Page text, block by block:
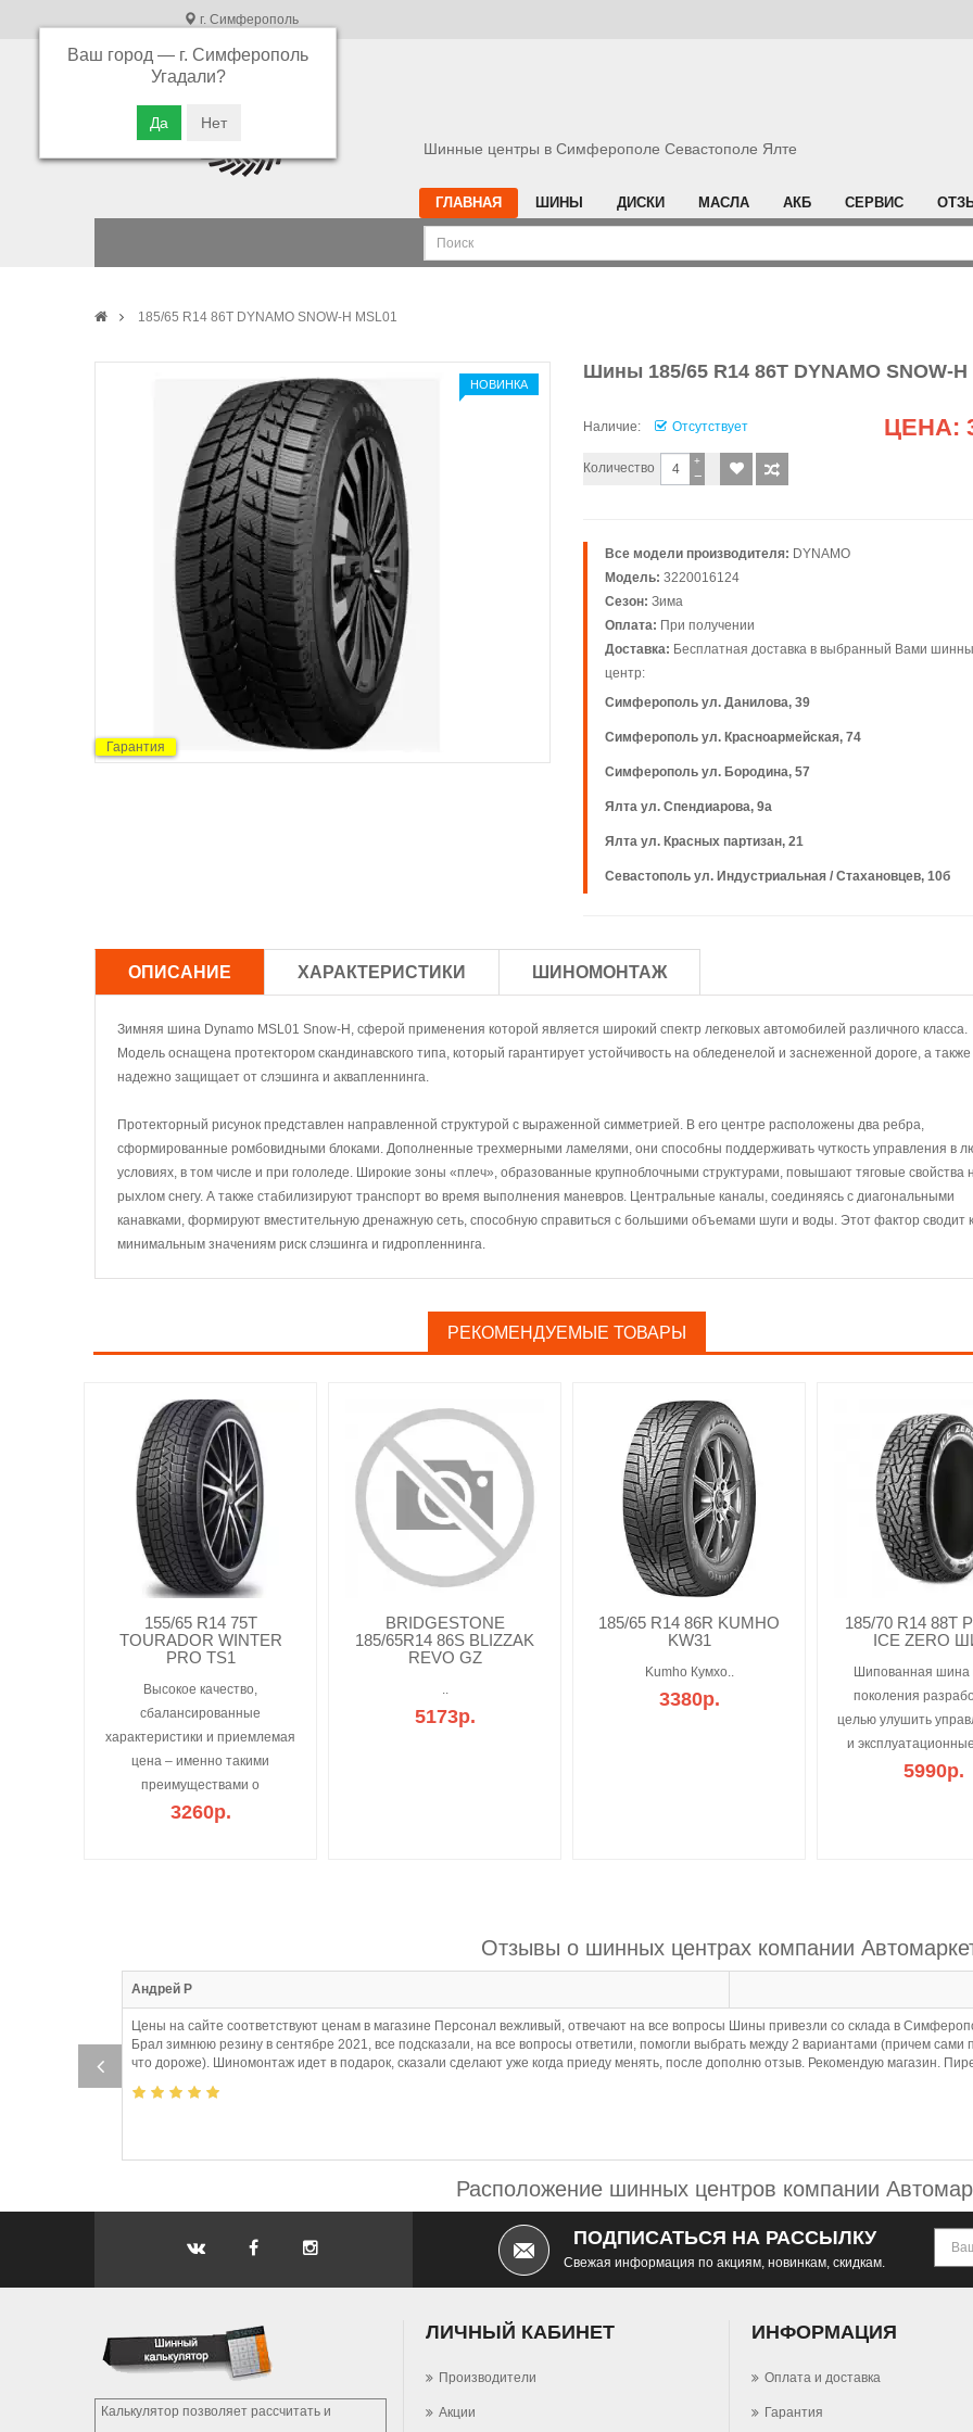
г. Симферополь
Ваш город — г. Симферополь
Угадали?
В связи с высокой загрузкой операторов
Приносим свои извинения
Шинные центры в Симферополе Севастополе Ялте
ГЛАВНАЯ ШИНЫ ДИСКИ МАСЛА АКБ СЕРВИС
185/65 R14 86T DYNAMO SNOW-H MSL01
Гарантия
НОВИНКА
Шины 185/65 R14 86T DYNAMO SNOW-H
Наличие: Отсутствует ЦЕНА:
Количество −
+
Все модели производителя: DYNAMO
Модель: 3220016124
Сезон: Зима
Оплата: При получении
Доставка: Бесплатная доставка в выбранный Вами
центр:
Симферополь ул. Данилова, 39
Симферополь ул. Красноармейская, 74
Симферополь ул. Бородина, 57
Ялта ул. Спендиарова, 9а
Ялта ул. Красных партизан, 21
Севастополь ул. Индустриальная / Стахановцев, 10б
ОПИСАНИЕ ХАРАКТЕРИСТИКИ ШИНОМОНТАЖ
Зимняя шина Dynamo MSL01 Snow-H, сферой применения которой является широкий спектр легковых автомобилей различного класса.
Модель оснащена протектором скандинавского типа, который гарантирует устойчивость на обледенелой и заснеженной дороге, а также
надежно защищает от слэшинга и аквапленнинга.
Протекторный рисунок представлен направленной структурой с выраженной симметрией. В его центре расположены два ребра,
сформированные ромбовидными блоками. Дополненные трехмерными ламелями, они способны поддерживать чуткость управления в
условиях, в том числе и при гололеде. Широкие зоны «плеч», образованные крупноблочными структурами, повышают тяговые свойства
рыхлом снегу. А также стабилизируют транспорт во время выполнения маневров. Центральные каналы, соединяясь с диагональными
канавками, формируют вместительную дренажную сеть, способную справиться с большими объемами шуги и воды. Этот фактор сводит к
минимальным значениям риск слэшинга и гидропленнинга.
РЕКОМЕНДУЕМЫЕ ТОВАРЫ
155/65 R14 75T
TOURADOR WINTER
PRO TS1
Высокое качество,
сбалансированные
характеристики и приемлемая
цена – именно такими
преимуществами о
3260р.
BRIDGESTONE
185/65R14 86S BLIZZAK
REVO GZ
..
5173р.
185/65 R14 86R KUMHO
KW31
Kumho Кумхо..
3380р.
185/70 R14 88T
ICE ZERO
Шипованная шина
поколения
целью улушить
и
5990р.
Отзывы о шинных центрах компании
Андрей Р
Цены на сайте соответствуют ценам в магазине Персонал вежливый, отвечают на все вопросы Шины привезли со склада в
Брал зимнюю резину в сентябре 2021, все подсказали, на все вопросы ответили, помогли выбрать между 2 вариантами (причем
что дороже). Шиномонтаж идет в подарок, сказали сделают уже когда приеду менять, после дополню отзыв. Рекомендую магазин.
Расположение шинных центров компании
ПОДПИСАТЬСЯ НА РАССЫЛКУ
Свежая информация по акциям, новинкам, скидкам.
Калькулятор позволяет рассчитать и
ЛИЧНЫЙ КАБИНЕТ
Производители
Акции
ИНФОРМАЦИЯ
Оплата и доставка
Гарантия